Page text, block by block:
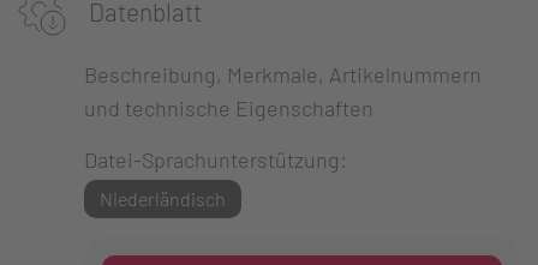
Datenblatt
Beschreibung, Merkmale, Artikelnummern
und technische Eigenschaften
Datei-Sprachunterstützung:
Niederländisch